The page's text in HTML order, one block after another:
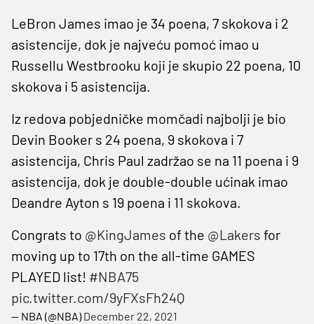
LeBron James imao je 34 poena, 7 skokova i 2
asistencije, dok je najveću pomoć imao u
Russellu Westbrooku koji je skupio 22 poena, 10
skokova i 5 asistencija.
Iz redova pobjedničke momčadi najbolji je bio
Devin Booker s 24 poena, 9 skokova i 7
asistencija, Chris Paul zadržao se na 11 poena i 9
asistencija, dok je double-double ućinak imao
Deandre Ayton s 19 poena i 11 skokova.
Congrats to @KingJames of the @Lakers for
moving up to 17th on the all-time GAMES
PLAYED list! #NBA75
pic.twitter.com/9yFXsFh24Q
— NBA (@NBA)December 22, 2021